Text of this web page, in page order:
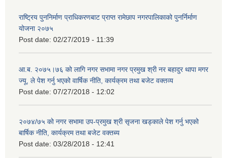
राष्ट्रिय पुननिर्माण प्राधिकरणबाट प्राप्त रामेछाप नगरपालिकाको पुनर्निर्माण
योजना २०७५
Post date: 02/27/2019 - 11:39
आ.ब. २०७५।७६ को लागि नगर सभामा नगर प्रमुख श्री नर बहादुर थापा मगर
ज्यू, ले पेश गर्नु भएको वार्षिक नीति, कार्यक्रम तथा बजेट वक्तव्य
Post date: 07/27/2018 - 12:02
२०७४/७५ को नगर सभामा उप-प्रमुख श्री सृजना खड्काले पेश गर्नु भएको
बार्षिक नीति, कार्यक्रम तथा बजेट वक्तब्य
Post date: 03/28/2018 - 12:41